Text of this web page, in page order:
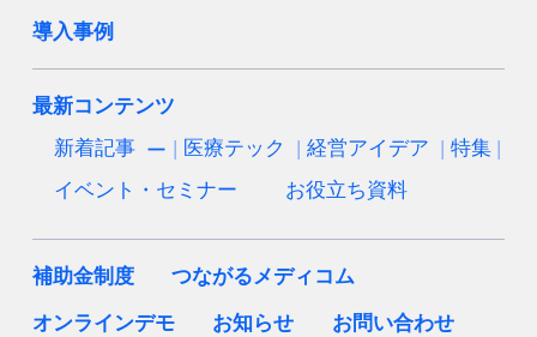
導入事例
最新コンテンツ
新着記事
医療テック 経営アイデア
特集
イベント・セミナー
お役立ち資料
補助金制度 つながるメディコム
オンラインデモ お知らせ お問い合わせ